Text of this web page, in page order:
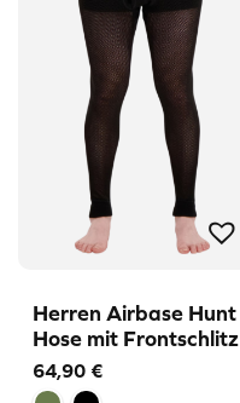
Herren Airbase Hunt
Hose mit Frontschlitz
64,90 €